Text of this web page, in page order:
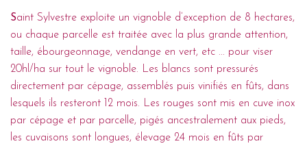
Saint Sylvestre exploite un vignoble d’exception de 8 hectares,
ou chaque parcelle est traitée avec la plus grande attention,
taille, ébourgeonnage, vendange en vert, etc ... pour viser
20hl/ha sur tout le vignoble. Les blancs sont pressurés
directement par cépage, assemblés puis vinifiés en fûts, dans
lesquels ils resteront 12 mois. Les rouges sont mis en cuve inox
par cépage et par parcelle, pigés ancestralement aux pieds,
les cuvaisons sont longues, élevage 24 mois en fûts par